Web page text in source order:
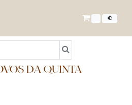
€
DA QUINTA